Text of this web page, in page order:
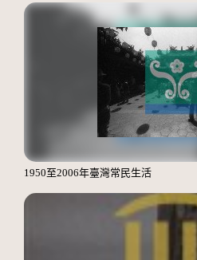
1950至2006年臺灣常民生活